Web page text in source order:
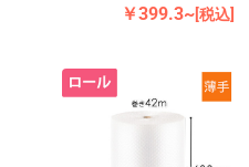
￥399.3~[税込]